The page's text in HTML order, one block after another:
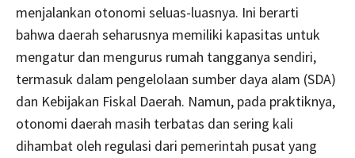
menjalankan otonomi seluas-luasnya. Ini berarti
bahwa daerah seharusnya memiliki kapasitas untuk
mengatur dan mengurus rumah tangganya sendiri,
termasuk dalam pengelolaan sumber daya alam (SDA)
dan Kebijakan Fiskal Daerah. Namun, pada praktiknya,
otonomi daerah masih terbatas dan sering kali
dihambat oleh regulasi dari pemerintah pusat yang